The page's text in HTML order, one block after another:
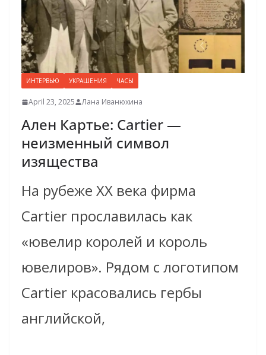
ИНТЕРВЬЮ УКРАШЕНИЯ ЧАСЫ
April 23, 2025 Лана Иванюхина
Ален Картье: Cartier —
неизменный символ
изящества
На рубеже XX века фирма
Cartier прославилась как
«ювелир королей и король
ювелиров». Рядом с логотипом
Cartier красовались гербы
английской,